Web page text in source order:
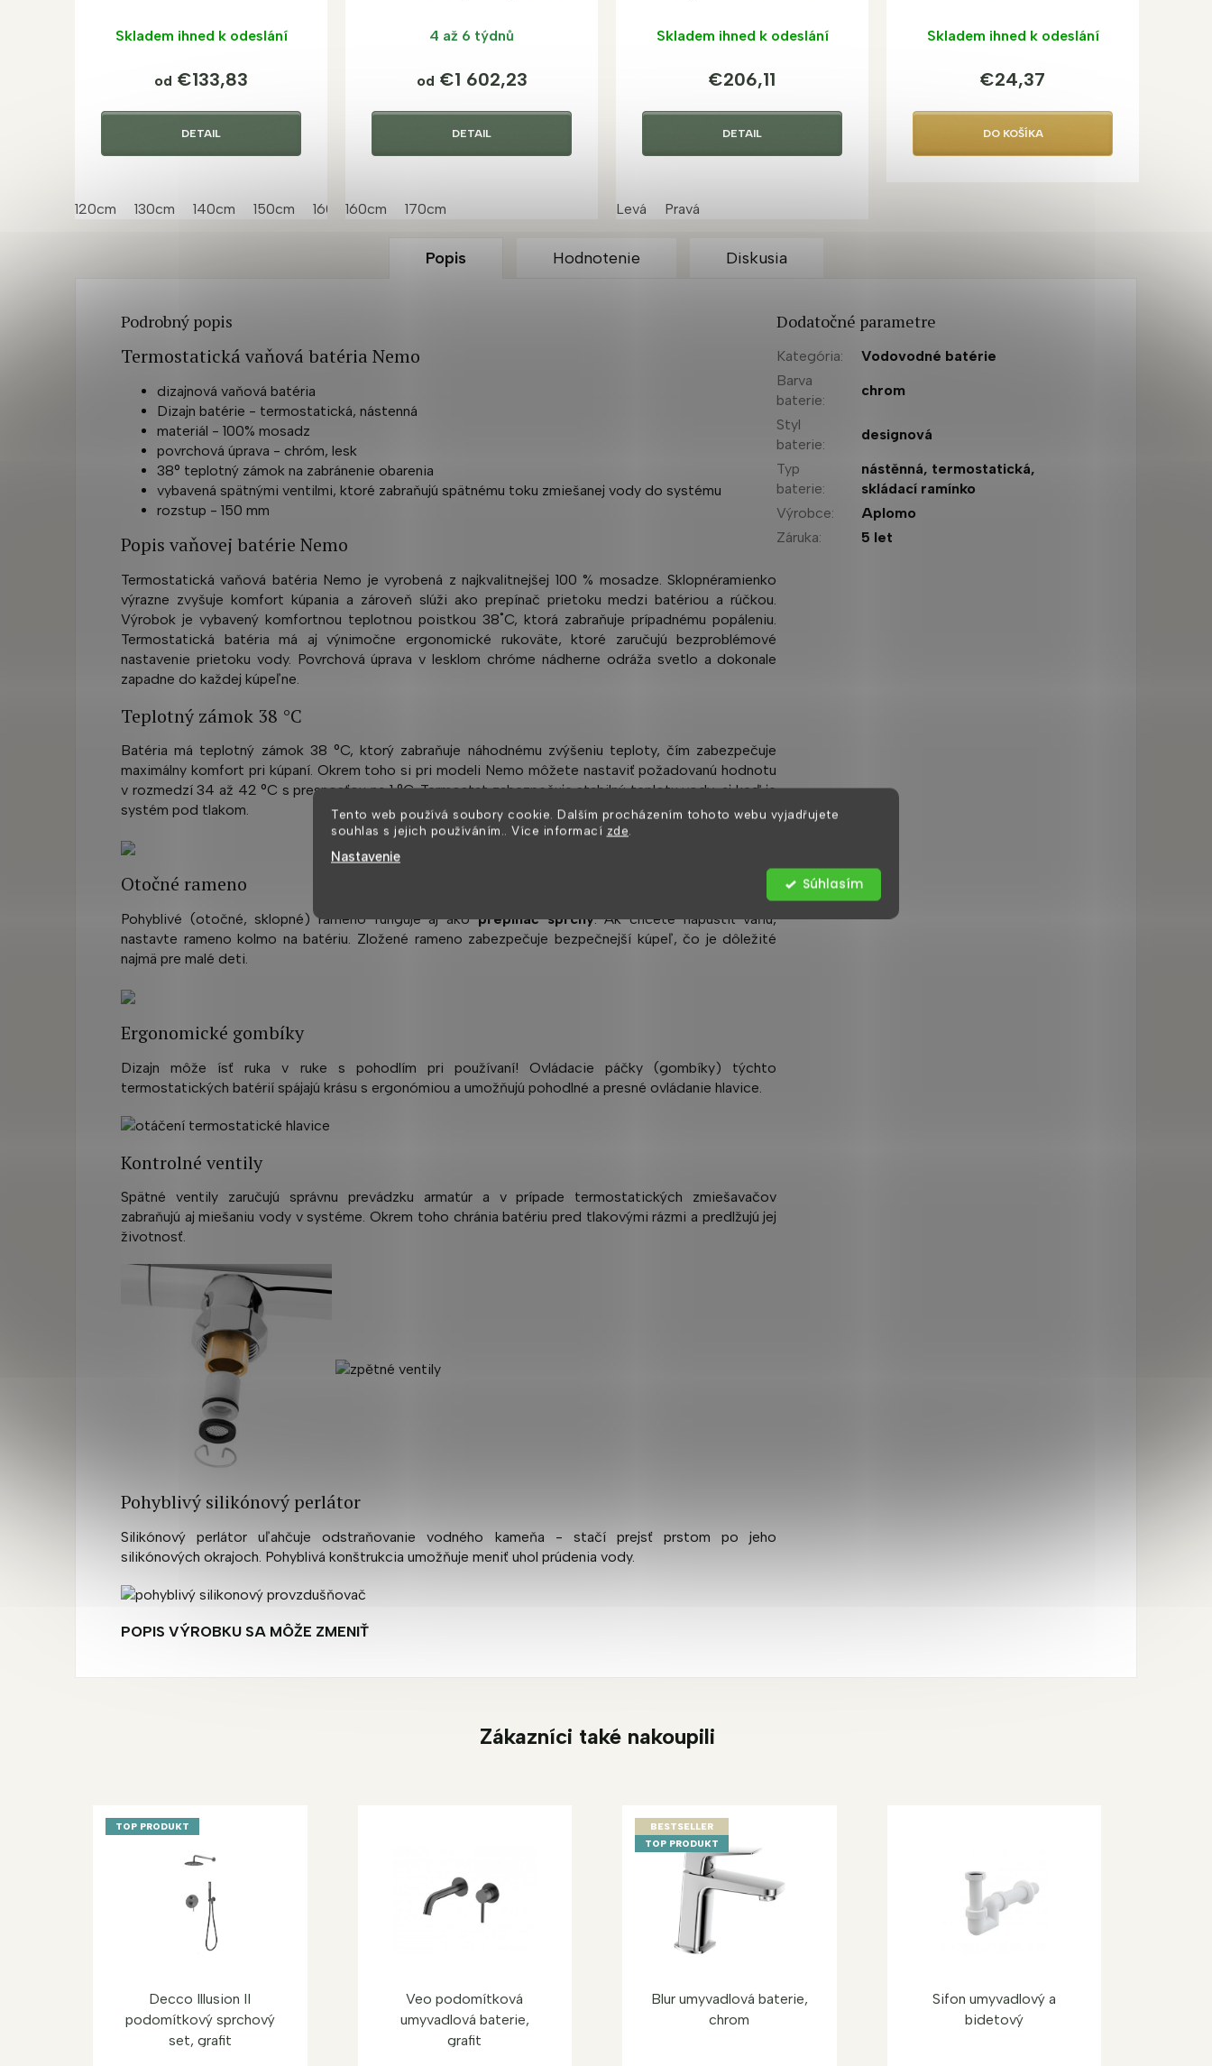
Tento web používá soubory cookie. Dalším procházením tohoto webu vyjadřujete
souhlas s jejich používáním.. Více informací zde.
Nastavenie
Súhlasím
Skladem ihned k odeslání
od €133,83
DETAIL
120cm 130cm 140cm 150cm 160cm 170cm
4 až 6 týdnů
od €1 602,23
DETAIL
160cm 170cm
Skladem ihned k odeslání
€206,11
DETAIL
Levá Pravá
Skladem ihned k odeslání
€24,37
DO KOŠÍKA
Popis Hodnotenie Diskusia
Podrobný popis
Termostatická vaňová batéria Nemo
dizajnová vaňová batéria
Dizajn batérie - termostatická, nástenná
materiál - 100% mosadz
povrchová úprava - chróm, lesk
38° teplotný zámok na zabránenie obarenia
vybavená spätnými ventilmi, ktoré zabraňujú spätnému toku zmiešanej vody do systému
rozstup - 150 mm
Popis vaňovej batérie Nemo
Termostatická vaňová batéria Nemo je vyrobená z najkvalitnejšej 100 % mosadze. Sklopnéramienko
výrazne zvyšuje komfort kúpania a zároveň slúži ako prepínač prietoku medzi batériou a rúčkou.
Výrobok je vybavený komfortnou teplotnou poistkou 38˚C, ktorá zabraňuje prípadnému popáleniu.
Termostatická batéria má aj výnimočne ergonomické rukoväte, ktoré zaručujú bezproblémové
nastavenie prietoku vody. Povrchová úprava v lesklom chróme nádherne odráža svetlo a dokonale
zapadne do každej kúpeľne.
Teplotný zámok 38 °C
Batéria má teplotný zámok 38 °C, ktorý zabraňuje náhodnému zvýšeniu teploty, čím zabezpečuje
maximálny komfort pri kúpaní. Okrem toho si pri modeli Nemo môžete nastaviť požadovanú hodnotu
v rozmedzí 34 až 42 °C s presnosťou na 1 °C. Termostat zabezpečuje stabilnú teplotu vody, aj keď je
systém pod tlakom.
Otočné rameno
Pohyblivé (otočné, sklopné) rameno funguje aj akoprepínač sprchy. Ak chcete napustiť vaňu,
nastavte rameno kolmo na batériu. Zložené rameno zabezpečuje bezpečnejší kúpeľ, čo je dôležité
najmä pre malé deti.
Ergonomické gombíky
Dizajn môže ísť ruka v ruke s pohodlím pri používaní!
Ovládacie páčky (gombíky) týchto
termostatických batérií spájajú krásu s ergonómiou a umožňujú pohodlné a presné ovládanie hlavice.
Kontrolné ventily
Spätné ventily zaručujú správnu prevádzku armatúr a v prípade termostatických zmiešavačov
zabraňujú aj miešaniu vody v systéme. Okrem toho chránia batériu pred tlakovými rázmi a predlžujú jej
životnosť.
Pohyblivý silikónový perlátor
Silikónový perlátor uľahčuje odstraňovanie vodného kameňa - stačí prejsť prstom po jeho
silikónových okrajoch. Pohyblivá konštrukcia umožňuje meniť uhol prúdenia vody.
POPIS VÝROBKU SA MÔŽE ZMENIŤ
Dodatočné parametre
Kategória:
Vodovodné batérie
Barva
baterie:
chrom
Styl
baterie:
designová
Typ
baterie:
nástěnná, termostatická,
skládací ramínko
Výrobce:
Aplomo
Záruka: 5 let
Zákazníci také nakoupili
TOP PRODUKT
Decco Illusion II
podomítkový sprchový
set, grafit
Veo podomítková
umyvadlová baterie,
grafit
BESTSELLER
TOP PRODUKT
Blur umyvadlová baterie,
chrom
Sifon umyvadlový a
bidetový